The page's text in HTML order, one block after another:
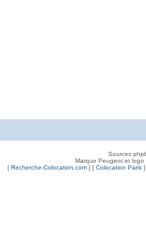
Sources
Marque Peugeot et
[ Recherche-Colocation.com ] [ Colocation Paris